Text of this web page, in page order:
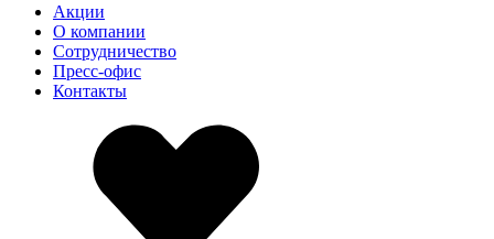
Акции
О компании
Сотрудничество
Пресс-офис
Контакты